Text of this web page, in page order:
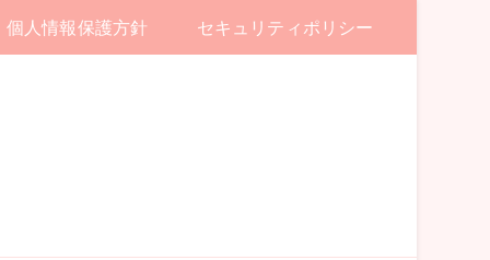
個人情報保護方針 セキュリティポリシー